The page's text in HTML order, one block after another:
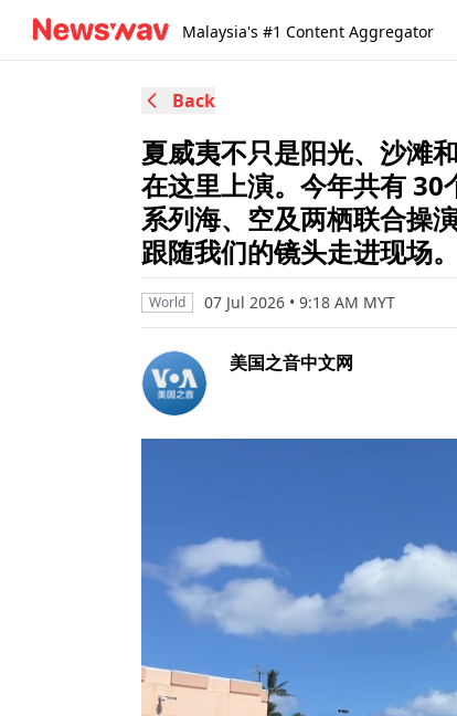
Malaysia's #1 Content Aggregator
Back
夏威夷不只是阳光、沙滩
在这里上演。今年共有
系列海、空及两栖联合操
跟随我们的镜头走进现场。
World 07 Jul 2026 • 9:18 AM MYT
美国之音中文网